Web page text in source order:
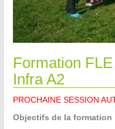
Formation
Infra A2
PROCHAINE SESSION
Objectifs de la formation